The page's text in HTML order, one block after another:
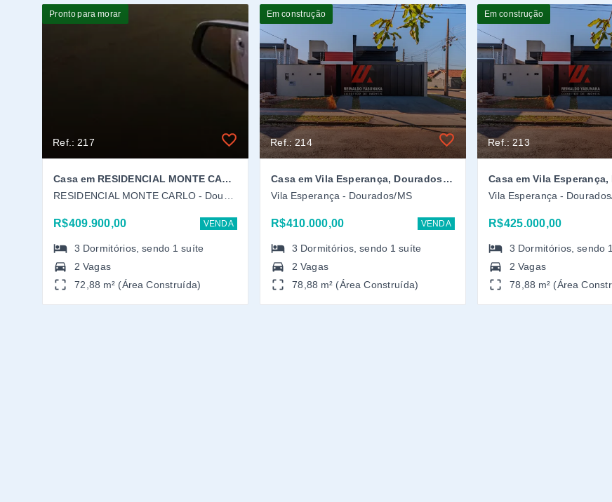
Pronto para morar
Ref.: 217
Casa em RESIDENCIAL MONTE CARLO, Dourados/MS
R$409.900,00 VENDA
3 Dormitórios , sendo 1 suíte
2 Vagas
72,88 m² (Área Construída)
Em construção
Ref.: 214
Casa em Vila Esperança, Dourados/MS
Vila Esperança - Dourados/MS
R$410.000,00 VENDA
3 Dormitórios , sendo 1 suíte
2 Vagas
78,88 m² (Área Construída)
Em construção
Ref.: 213
Vila Esperança -
R$425.000,00
3 Dormitórios , sendo 1
2 Vagas
78,88 m² (Área